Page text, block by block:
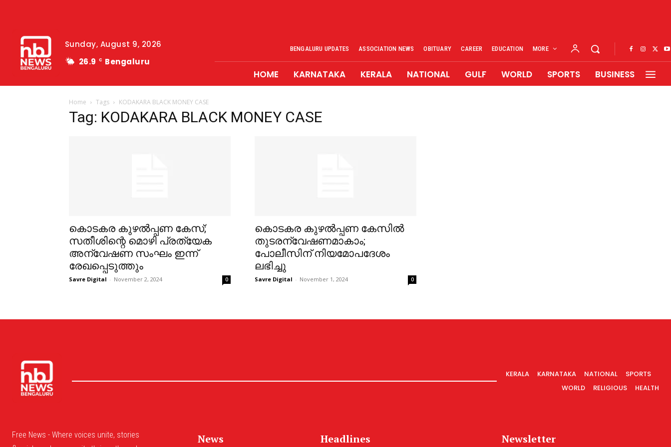
Sunday, August 9, 2026
26.9
C Bengaluru
BENGALURU UPDATES ASSOCIATION NEWS OBITUARY CAREER EDUCATION MORE
HOME KARNATAKA KERALA NATIONAL GULF WORLD SPORTS BUSINESS
Home Tags KODAKARA BLACK MONEY CASE
Tag: KODAKARA BLACK MONEY CASE
കൊടകര കുഴൽപ്പണ കേസ്;
സതീശിന്റെ മൊഴി പ്രത്യേക
അന്വേഷണ സംഘം ഇന്ന്
രേഖപ്പെടുത്തും
Savre Digital - November 2, 2024 0
കൊടകര കുഴൽപ്പണ കേസിൽ
തുടരന്വേഷണമാകാം;
പോലീസിന് നിയമോപദേശം
ലഭിച്ചു
Savre Digital - November 1, 2024 0
KERALA KARNATAKA NATIONAL
SPORTS
WORLD
RELIGIOUS HEALTH
Free News - Where voices unite, stories
News Headlines Newsletter